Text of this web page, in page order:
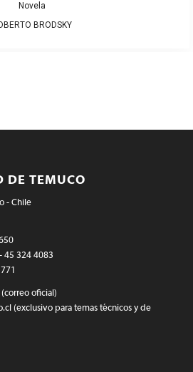
Novela
BRODSKY
DE TEMUCO
- Chile
45 324 4083
oficial)
(exclusivo para temas técnicos y de